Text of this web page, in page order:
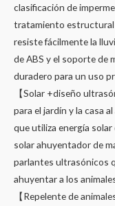
clasificación de
tratamiento estructural
resiste fácilmente la
de ABS y el soporte de
duradero para un uso
【Solar +diseño
para el jardín y la casa
que utiliza energía solar
solar ahuyentador de
parlantes ultrasónicos
ahuyentar a los
【Repelente de